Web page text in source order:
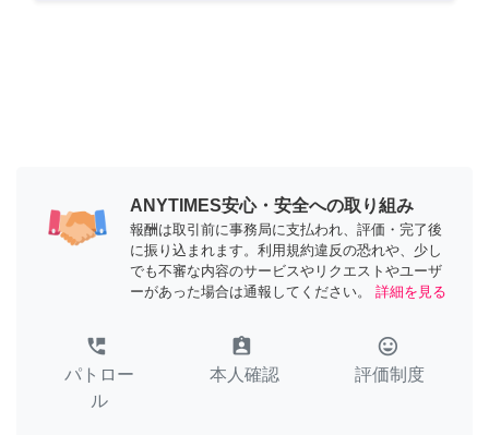
ANYTIMES安心・安全への取り組み
報酬は取引前に事務局に支払われ、評価・完了後
に振り込まれます。利用規約違反の恐れや、少し
でも不審な内容のサービスやリクエストやユーザ
ーがあった場合は通報してください。
詳細を見る
perm_phone_msg
パトロー
ル
assignment_ind
本人確認
tag_faces
評価制度